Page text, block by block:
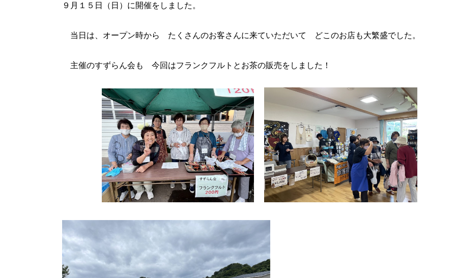
９月１５日（日）に開催をしました。
当日は、オープン時から たくさんのお客さんに来ていただいて どこのお店も大繁盛でした。
主催のすずらん会も 今回はフランクフルトとお茶の販売をしました！